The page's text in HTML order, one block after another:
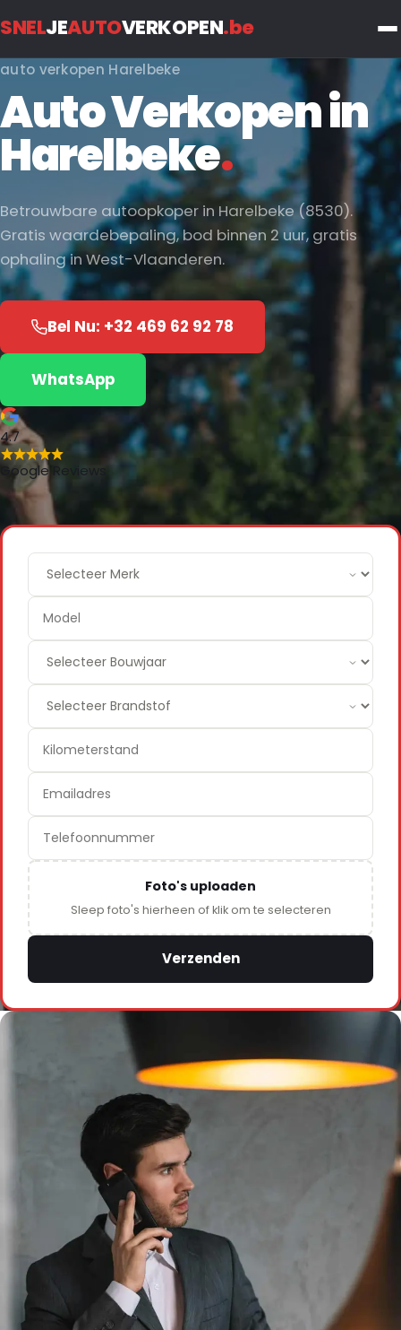
SNELJEAUTOVERKOPEN.be
auto verkopen Harelbeke
Auto Verkopen in
Harelbeke.
Betrouwbare autoopkoper in Harelbeke (8530).
Gratis waardebepaling, bod binnen 2 uur, gratis
ophaling in West-Vlaanderen.
Bel Nu: +32 469 62 92 78
WhatsApp
4.7
Google Reviews
Foto's uploaden
Sleep foto's hierheen of klik om te selecteren
Verzenden